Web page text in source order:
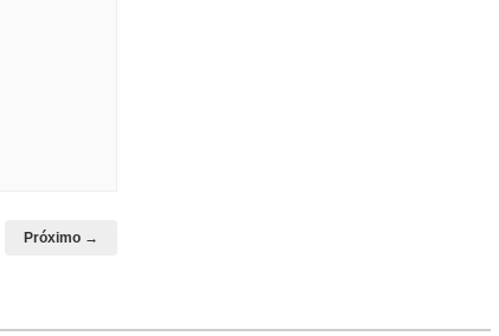
Próximo →